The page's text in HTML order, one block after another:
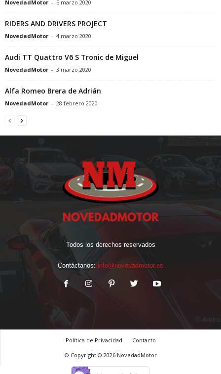
NovedadMotor - 5 marzo 2020
RIDERS AND DRIVERS PROJECT
NovedadMotor - 4 marzo 2020
Audi TT Quattro V6 S Tronic de Miguel
NovedadMotor - 3 marzo 2020
Alfa Romeo Brera de Adrián
NovedadMotor - 28 febrero 2020
Todos los derechos reservados
Contáctanos: info@novedadmotor.es
Política de Privacidad
Contacto
© Copyright © 2026 NovedadMotor